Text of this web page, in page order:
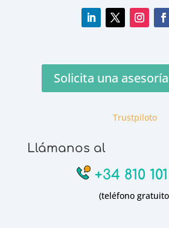
Solicita una
Trustpiloto
Llámanos al
+34 810
(teléfono